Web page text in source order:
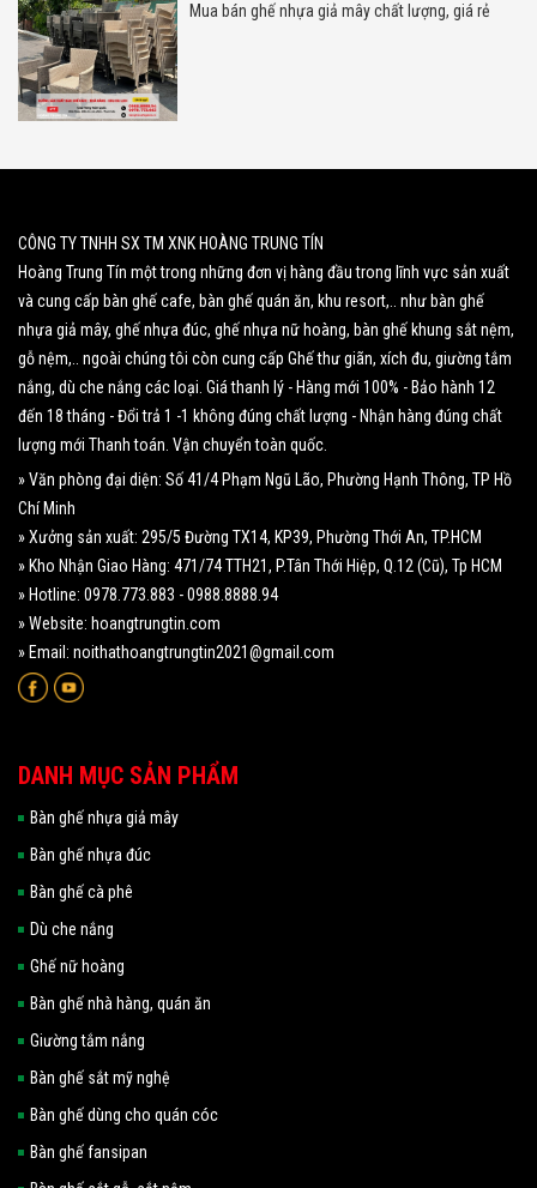
Mua bán ghế nhựa giả mây chất lượng, giá rẻ
CÔNG TY TNHH SX TM XNK HOÀNG TRUNG TÍN
Hoàng Trung Tín một trong những đơn vị hàng đầu trong lĩnh vực sản xuất
và cung cấp bàn ghế cafe, bàn ghế quán ăn, khu resort,.. như bàn ghế
nhựa giả mây, ghế nhựa đúc, ghế nhựa nữ hoàng, bàn ghế khung sắt nệm,
gỗ nệm,.. ngoài chúng tôi còn cung cấp Ghế thư giãn, xích đu, giường tắm
nắng, dù che nắng các loại. Giá thanh lý - Hàng mới 100% - Bảo hành 12
đến 18 tháng - Đổi trả 1 -1 không đúng chất lượng - Nhận hàng đúng chất
lượng mới Thanh toán. Vận chuyển toàn quốc.
» Văn phòng đại diện: Số 41/4 Phạm Ngũ Lão, Phường Hạnh Thông, TP Hồ
Chí Minh
» Xưởng sản xuất: 295/5 Đường TX14, KP39, Phường Thới An, TP.HCM
» Kho Nhận Giao Hàng: 471/74 TTH21, P.Tân Thới Hiệp, Q.12 (Cũ), Tp HCM
» Hotline: 0978.773.883 - 0988.8888.94
» Website: hoangtrungtin.com
» Email: noithathoangtrungtin2021@gmail.com
DANH MỤC SẢN PHẨM
Bàn ghế nhựa giả mây
Bàn ghế nhựa đúc
Bàn ghế cà phê
Dù che nắng
Ghế nữ hoàng
Bàn ghế nhà hàng, quán ăn
Giường tắm nắng
Bàn ghế sắt mỹ nghệ
Bàn ghế dùng cho quán cóc
Bàn ghế fansipan